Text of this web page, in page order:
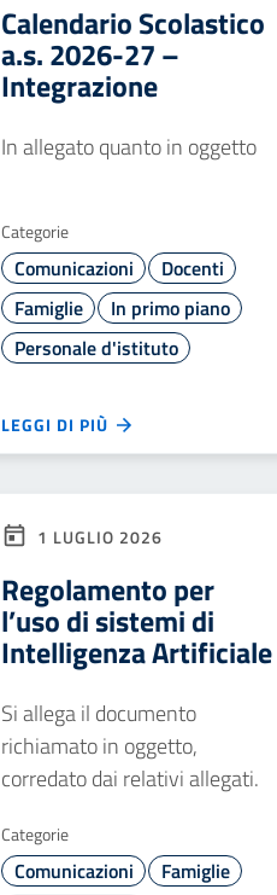
Calendario Scolastico
a.s. 2026-27 –
Integrazione
In allegato quanto in oggetto
Categorie
Comunicazioni
Docenti
Famiglie
In primo piano
Personale d'istituto
LEGGI DI PIÙ
1 LUGLIO 2026
Regolamento per
l’uso di sistemi di
Intelligenza Artificiale
Si allega il documento
richiamato in oggetto,
corredato dai relativi allegati.
Categorie
Comunicazioni
Famiglie